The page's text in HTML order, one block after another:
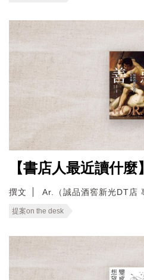
【書店人最近讀什麼
撰文 Ar.（誠品酒窖新光DT店
提案on the desk